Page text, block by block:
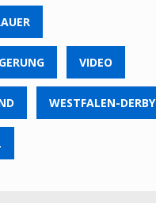
VIDEO
WESTFALEN-DERBY